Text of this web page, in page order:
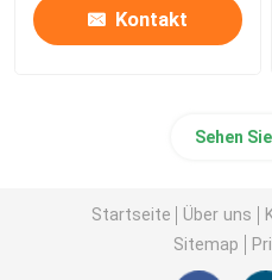
Kontakt
Sehen
Startseite Über uns
Sitemap